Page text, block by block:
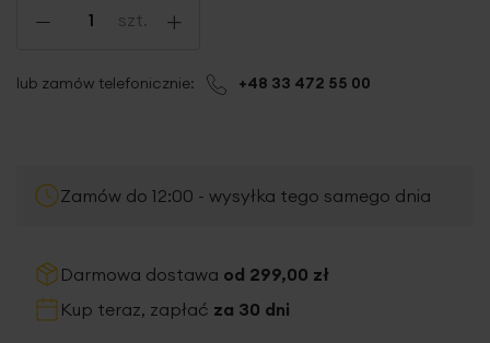
- szt. +
lub zamów telefonicznie: +48 33 472 55 00
Zamów do 12:00 - wysyłka tego samego dnia
Darmowa dostawa od 299,00 zł
Kup teraz, zapłać za 30 dni